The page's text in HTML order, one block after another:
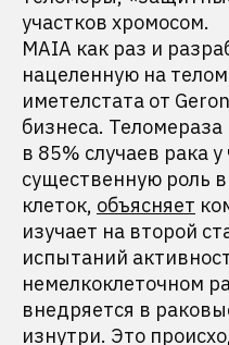
участков хромосом.
MAIA как раз и
нацеленную на
иметелстата от
бизнеса. Теломераза
в 85% случаев рака
существенную роль
клеток, объясняет
изучает на второй
испытаний
немелкоклеточном
внедряется в
изнутри. Это